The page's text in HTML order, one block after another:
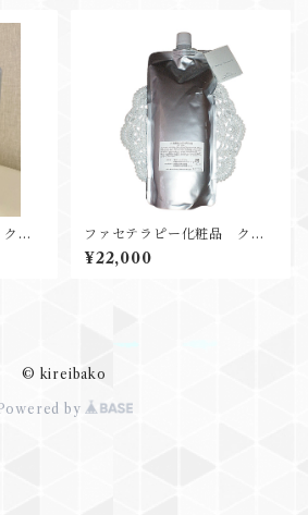
レ
ファセテラピー化粧品 クレ
ンジングジェル 650g
¥22,000
© kireibako
by